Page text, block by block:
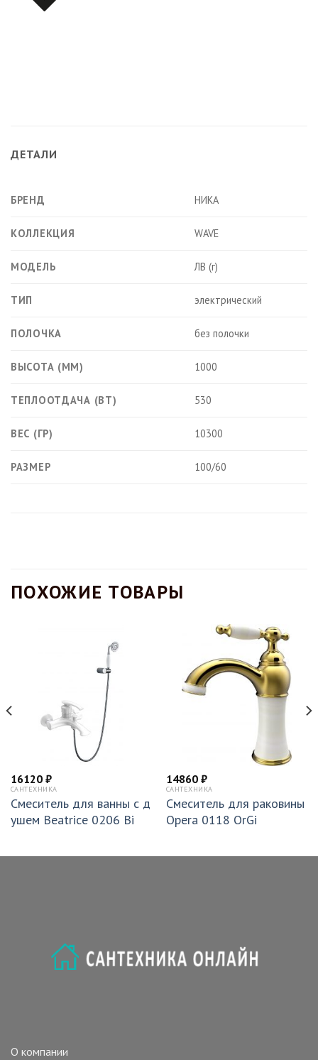
ДЕТАЛИ
БРЕНД НИКА
КОЛЛЕКЦИЯ WAVE
МОДЕЛЬ ЛВ (г)
ТИП электрический
ПОЛОЧКА без полочки
ВЫСОТА (ММ) 1000
ТЕПЛООТДАЧА (ВТ) 530
ВЕС (ГР) 10300
РАЗМЕР 100/60
ПОХОЖИЕ ТОВАРЫ
16120 ₽
САНТЕХНИКА
Смеситель для ванны с д
ушем Beatrice 0206 Bi
14860 ₽
САНТЕХНИКА
Смеситель для раковины
Opera 0118 OrGi
О компании